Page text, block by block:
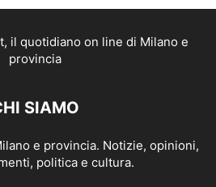
SIAMO
e provincia. Notizie, opinioni,
politica e cultura.